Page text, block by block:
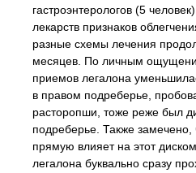
гастроэнтерологов (5
лекарств признаков
разные схемы лечения
месяцев. По личным
приемов легалона
в правом подреберье,
расторопши, тоже реже был
подреберье. Также замечено,
прямую влияет на этот
легалона буквально сразу